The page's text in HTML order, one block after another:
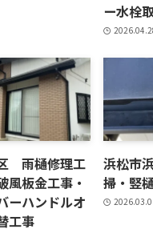
ー水栓
雨樋修理工
風板金工事・
ーハンドルオ
工事
浜松
掃・竪